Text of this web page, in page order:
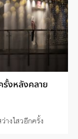
รั้งหลังคลาย
างไสวอีกครั้ง